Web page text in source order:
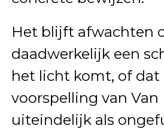
Het blijft afwachten
daadwerkelijk een
het licht komt, of dat
voorspelling van Van
uiteindelijk als